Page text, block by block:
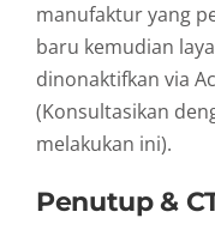
manufaktur yang
baru kemudian
dinonaktifkan via
(Konsultasikan
melakukan ini).
Penutup &